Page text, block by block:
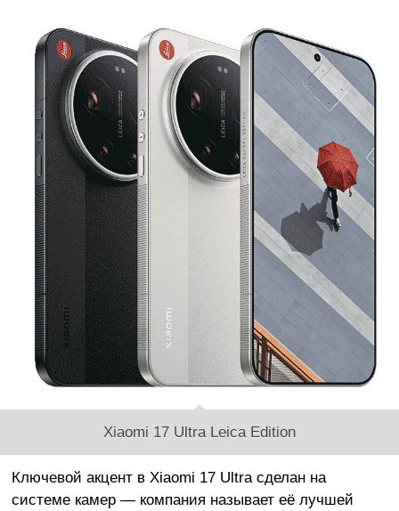
Xiaomi 17 Ultra Leica Edition
Ключевой акцент в Xiaomi 17 Ultra сделан на
системе камер — компания называет её лучшей